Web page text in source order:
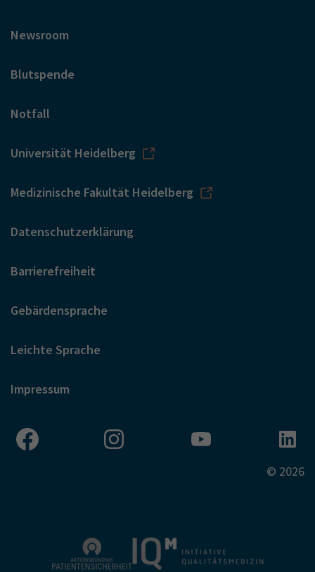
Newsroom
Blutspende
Notfall
Universität Heidelberg
Medizinische Fakultät Heidelberg
Datenschutzerklärung
Barrierefreiheit
Gebärdensprache
Leichte Sprache
Impressum
© 2026